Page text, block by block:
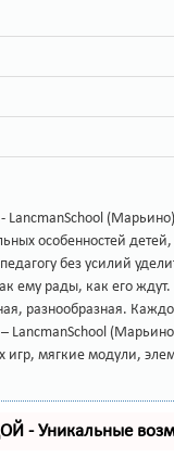
особенностей
без усилий
ему рады, как его
разнообразная.
мягкие модули,
- Уникальные